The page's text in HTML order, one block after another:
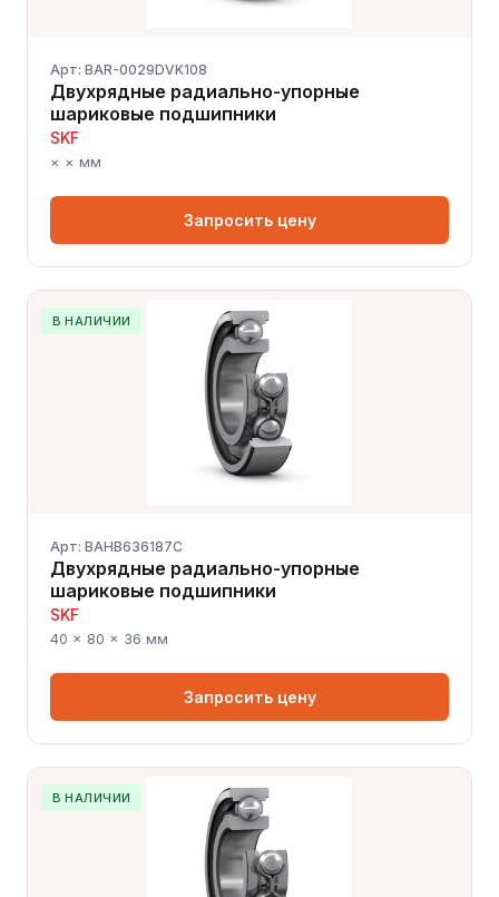
Арт: BAR-0029DVK108
Двухрядные радиально-упорные
шариковые подшипники
SKF
× × мм
Запросить цену
В НАЛИЧИИ
Арт: BAHB636187C
Двухрядные радиально-упорные
шариковые подшипники
SKF
40 × 80 × 36 мм
Запросить цену
В НАЛИЧИИ